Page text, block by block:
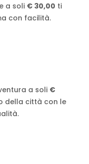
a soli € 30,00 ti
con facilità.
a soli €
della città con le